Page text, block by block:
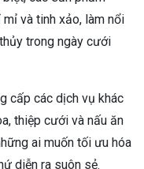
và tinh xảo, làm nổi
trong ngày cưới
cấp các dịch vụ khác
thiệp cưới và nấu ăn
ai muốn tối ưu hóa
diễn ra suôn sẻ.